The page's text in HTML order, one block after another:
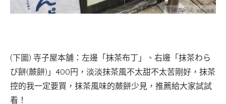
(下圖) 寺子屋本舗：左邊「抹茶布丁」、右邊「抹茶わら
び餅(蕨餅)」400円，淡淡抹茶風不太甜不太苦剛好，抹茶
控的我一定要買，抹茶風味的蕨餅少見，推薦給大家試試
看！